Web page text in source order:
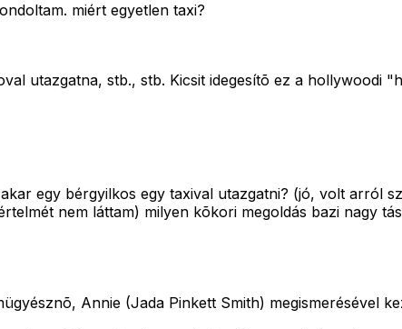
miért egyetlen taxi?
utazgatna, stb., stb. Kicsit idegesítõ ez a hollywoodi
egy bérgyilkos egy taxival utazgatni? (jó, volt arról
nem láttam) milyen kõkori megoldás bazi nagy
Annie (Jada Pinkett Smith) megismerésével